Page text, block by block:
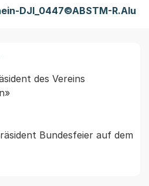
DJI_0447©ABSTM-R.Alu
des Vereins
Bundesfeier auf dem